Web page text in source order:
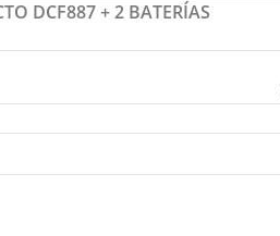
DCF887 + 2 BATERÍAS